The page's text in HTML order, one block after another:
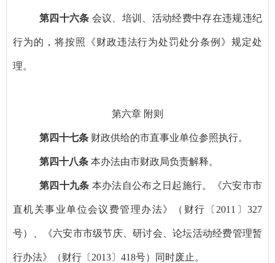
第四十六条 会议、培训、活动经费中存在违规违纪
行为的，将按照《财政违法行为处罚处分条例》规定处
理。
第六章 附则
第四十七条 财政供给的市直事业单位参照执行。
第四十八条 本办法由市财政局负责解释。
第四十九条 本办法自公布之日起施行。《六安市市
直机关事业单位会议费管理办法》（财行〔 2011 〕327
号）、《六安市市级节庆、研讨会、论坛活动经费管理暂
行办法》（财行〔 2013〕 418号）同时废止。